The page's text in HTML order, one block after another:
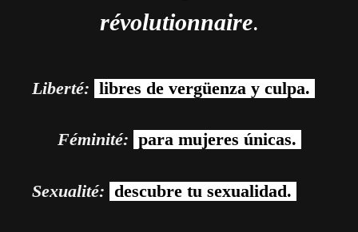
révolutionnaire.
Liberté: libres de vergüenza y culpa.
Féminité: para mujeres únicas.
Sexualité: descubre tu sexualidad.